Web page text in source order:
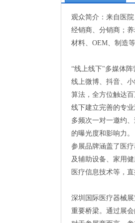
观众简介：来自医
经销商、分销商；
材料、OEM、制造
“线上线下"多媒体
线上微博、抖音、
算法，全方位触达
线下建立完善的专
多频次一对一邀约
的曝光度和影响力。
参展品牌涵盖了医
及辅助设备、家用
医疗信息技术等，
深圳国际医疗器械
重要桥梁。通过展